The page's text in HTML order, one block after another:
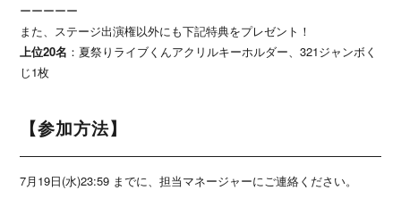
ーーーーー
また、ステージ出演権以外にも下記特典をプレゼント！
上位20名 ：夏祭りライブくんアクリルキーホルダー、321ジャンボく
じ1枚
【参加方法】
7月19日(水)23:59 までに、担当マネージャーにご連絡ください。